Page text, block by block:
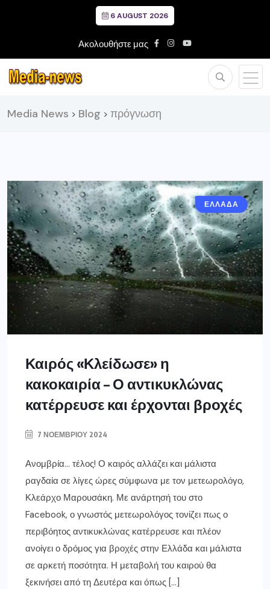
6 AUGUST 2026
Ακολουθήστε μας
Media News > Blog > πρόγνωση
ΕΛΛΑΔΑ
Καιρός «Κλείδωσε» η
κακοκαιρία – Ο αντικυκλώνας
κατέρρευσε και έρχονται βροχές
7 ΝΟΕΜΒΡΊΟΥ 2024
Ανομβρία… τέλος! Ο καιρός αλλάζει και μάλιστα
ραγδαία σε λίγες ώρες σύμφωνα με τον μετεωρολόγο,
Κλεάρχο Μαρουσάκη. Με ανάρτησή του στο
Facebook, ο γνωστός μετεωρολόγος τονίζει πως ο
περιβόητος αντικυκλώνας κατέρρευσε και πλέον
ανοίγει ο δρόμος για βροχές στην Ελλάδα και μάλιστα
σε αρκετή ποσότητα. Η μεταβολή του καιρού θα
ξεκινήσει από τη Δευτέρα και όπως […]